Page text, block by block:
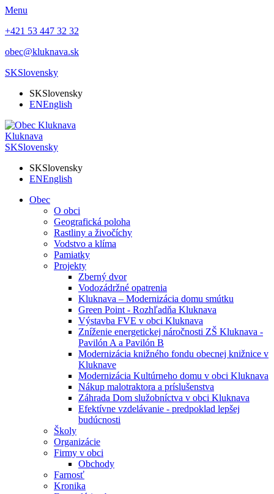
Menu
+421 53 447 32 32
obec@kluknava.sk
SKSlovensky
SKSlovensky
ENEnglish
Kluknava
SKSlovensky
SKSlovensky
ENEnglish
Obec
O obci
Geografická poloha
Rastliny a živočíchy
Vodstvo a klíma
Pamiatky
Projekty
Zberný dvor
Vodozádržné opatrenia
Kluknava – Modernizácia domu smútku
Green Point - Rozhľadňa Kluknava
Výstavba FVE v obci Kluknava
Zníženie energetickej náročnosti ZŠ Kluknava -
Pavilón A a Pavilón B
Modernizácia knižného fondu obecnej knižnice v
Kluknave
Modernizácia Kultúrneho domu v obci Kluknava
Nákup malotraktora a príslušenstva
Záhrada Dom služobníctva v obci Kluknava
Efektívne vzdelávanie - predpoklad lepšej
budúcnosti
Školy
Organizácie
Firmy v obci
Obchody
Farnosť
Kronika